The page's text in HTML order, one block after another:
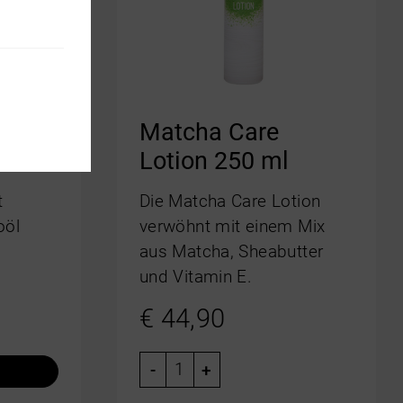
Matcha Care
Lotion 250 ml
Die Matcha Care Lotion
verwöhnt mit einem Mix
aus Matcha, Sheabutter
und Vitamin E.
€ 44,90
+
-